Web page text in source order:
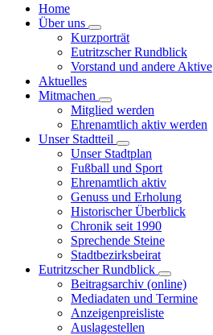
Home
Über uns
Kurzporträt
Eutritzscher Rundblick
Vorstand und andere Aktive
Aktuelles
Mitmachen
Mitglied werden
Ehrenamtlich aktiv werden
Unser Stadtteil
Unser Stadtplan
Fußball und Sport
Ehrenamtlich aktiv
Genuss und Erholung
Historischer Überblick
Chronik seit 1990
Sprechende Steine
Stadtbezirksbeirat
Eutritzscher Rundblick
Beitragsarchiv (online)
Mediadaten und Termine
Anzeigenpreisliste
Auslagestellen